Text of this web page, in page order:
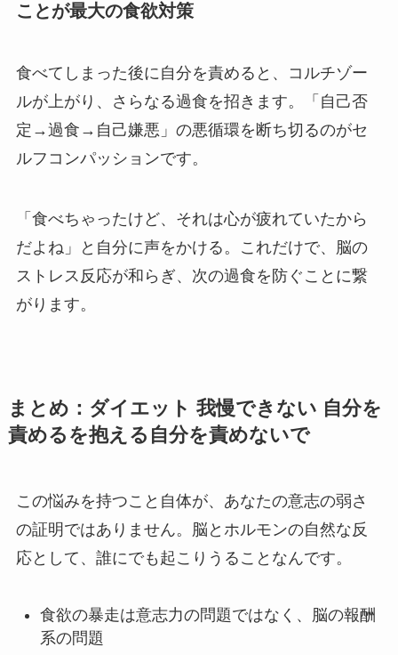
ことが最大の食欲対策
食べてしまった後に自分を責めると、コルチゾー
ルが上がり、さらなる過食を招きます。「自己否
定→過食→自己嫌悪」の悪循環を断ち切るのがセ
ルフコンパッションです。
「食べちゃったけど、それは心が疲れていたから
だよね」と自分に声をかける。これだけで、脳の
ストレス反応が和らぎ、次の過食を防ぐことに繋
がります。
まとめ：ダイエット 我慢できない 自分を
責めるを抱える自分を責めないで
この悩みを持つこと自体が、あなたの意志の弱さ
の証明ではありません。脳とホルモンの自然な反
応として、誰にでも起こりうることなんです。
食欲の暴走は意志力の問題ではなく、脳の報酬
系の問題